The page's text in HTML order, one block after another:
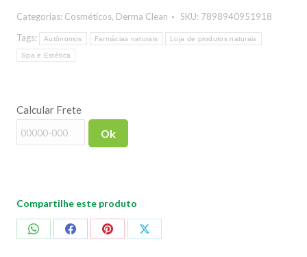
Mosqueta
Derma
Clean
Categorias: Cosméticos, Derma Clean SKU: 7898940951918
Tags:
Autônomos Farmácias naturais Loja de produtos naturais
Spa e Estética
Calcular Frete
Ok
Compartilhe este produto
CompartilharCompartilharCompartilharCompartilhar